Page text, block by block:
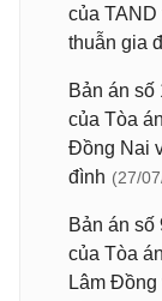
của TAND
thuẫn gia
Bản án
của Tòa
Đồng Nai
đình (27/
Bản án
của Tòa
Lâm Đồng